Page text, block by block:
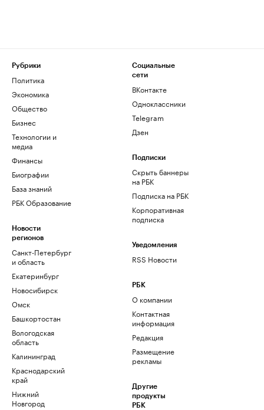
Рубрики
Политика
Экономика
Общество
Бизнес
Технологии и
медиа
Финансы
Биографии
База знаний
РБК Образование
Новости
регионов
Санкт-Петербург
и область
Екатеринбург
Новосибирск
Омск
Башкортостан
Вологодская
область
Калининград
Краснодарский
край
Нижний
Новгород
Социальные
сети
ВКонтакте
Одноклассники
Telegram
Дзен
Подписки
Скрыть баннеры
на РБК
Подписка на РБК
Корпоративная
подписка
Уведомления
RSS Новости
РБК
О компании
Контактная
информация
Редакция
Размещение
рекламы
Другие
продукты
РБК